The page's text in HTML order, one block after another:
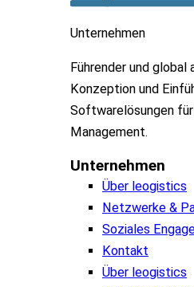
Unternehmen
Führender und global
Konzeption und
Softwarelösungen
Management.
Unternehmen
Über leogistics
Netzwerke &
Soziales
Kontakt
Über leogistics